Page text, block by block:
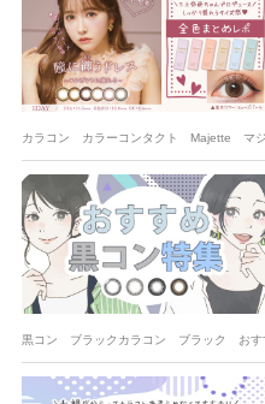
カラコン カラーコンタクト Majette マ
黒コン ブラックカラコン ブラック お